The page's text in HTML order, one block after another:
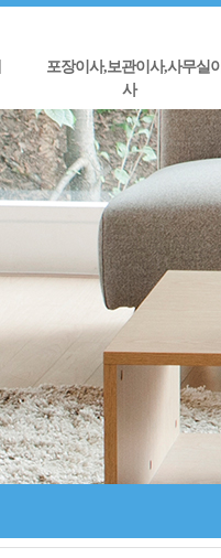
포장이사,보관이사,사무실이
사